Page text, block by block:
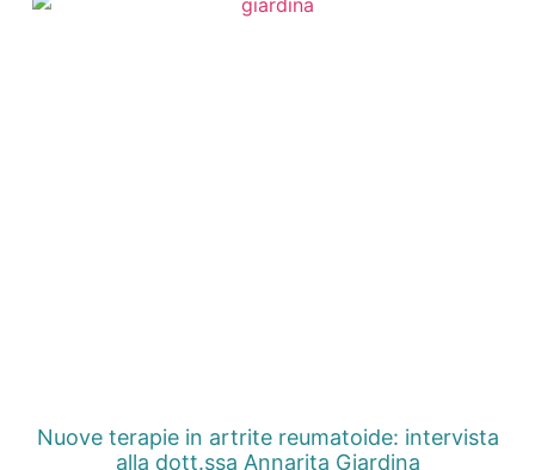
Nuove terapie in artrite reumatoide: intervista
alla dott.ssa Annarita Giardina